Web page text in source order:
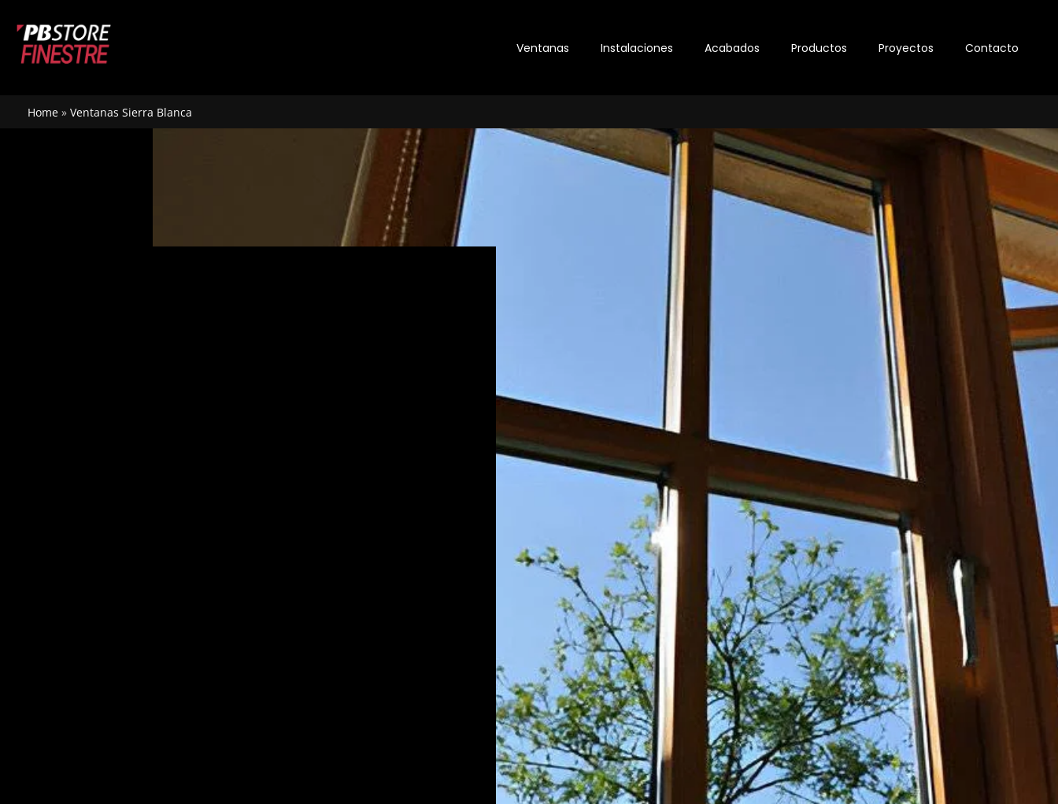
contenido
Ventanas Instalaciones Acabados Productos Proyectos Contacto
Home » Ventanas Sierra Blanca